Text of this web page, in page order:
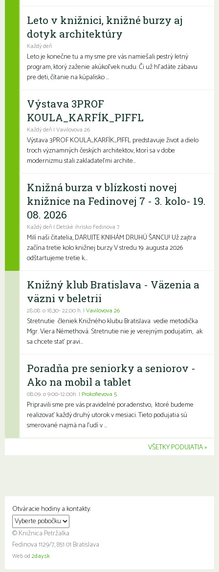
Leto v knižnici, knižné burzy aj
dotyk architektúry
Každý deň
Leto je konečne tu a my sme pre vás namiešali pestrý letný
program, ktorý zaženie akúkoľvek nudu. Či už hľadáte zábavu
pre deti, čítanie na kúpalisko ...
Výstava 3PROF
KOULA_KARFÍK_PIFFL
Každý deň | Vavilovova 26
Výstava 3PROF KOULA_KARFÍK_PIFFL predstavuje život a dielo
troch významných českých architektov, ktorí sa v dobe
modernizmu stali zakladateľmi archite...
Knižná burza v blízkosti novej
knižnice na Fedinovej 7 - 3. kolo- 19.
08. 2026
Každý deň | Detské ihrisko Fedinova 7
Milí naši čitatelia, DARUJTE KNIHÁM DRUHÚ ŠANCU! Už zajtra
začína tretie kolo knižnej burzy V stredu 19. augusta 2026
odštartujeme tretie k...
Knižný klub Bratislava - Väzenia a
väzni v beletrii
28.08. o 18,30- 22,00 h. | Vavilovova 26
Stretnutie členiek Knižného klubu Bratislava vedie metodička
Mgr. Viera Némethová. Stretnutie nie je verejným podujatím, ak
sa chcete stať pravi...
Poradňa pre seniorky a seniorov -
Ako na mobil a tablet
08.09. o 9:00-12:00h. | Prokofievova 5
Pripravili sme pre vás pravidelné poradenstvo, ktoré budeme
realizovať každý druhý utorok v mesiaci. Tieto podujatia sú
smerované najmä na ľudí v ...
VŠETKY PODUJATIA
Otváracie hodiny a kontakty:
© Knižnica Petržalka
Fedinova 1129/7, 851 01 Bratislava
Web od 2day.sk